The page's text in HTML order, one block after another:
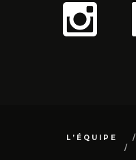
L’ÉQUIPE